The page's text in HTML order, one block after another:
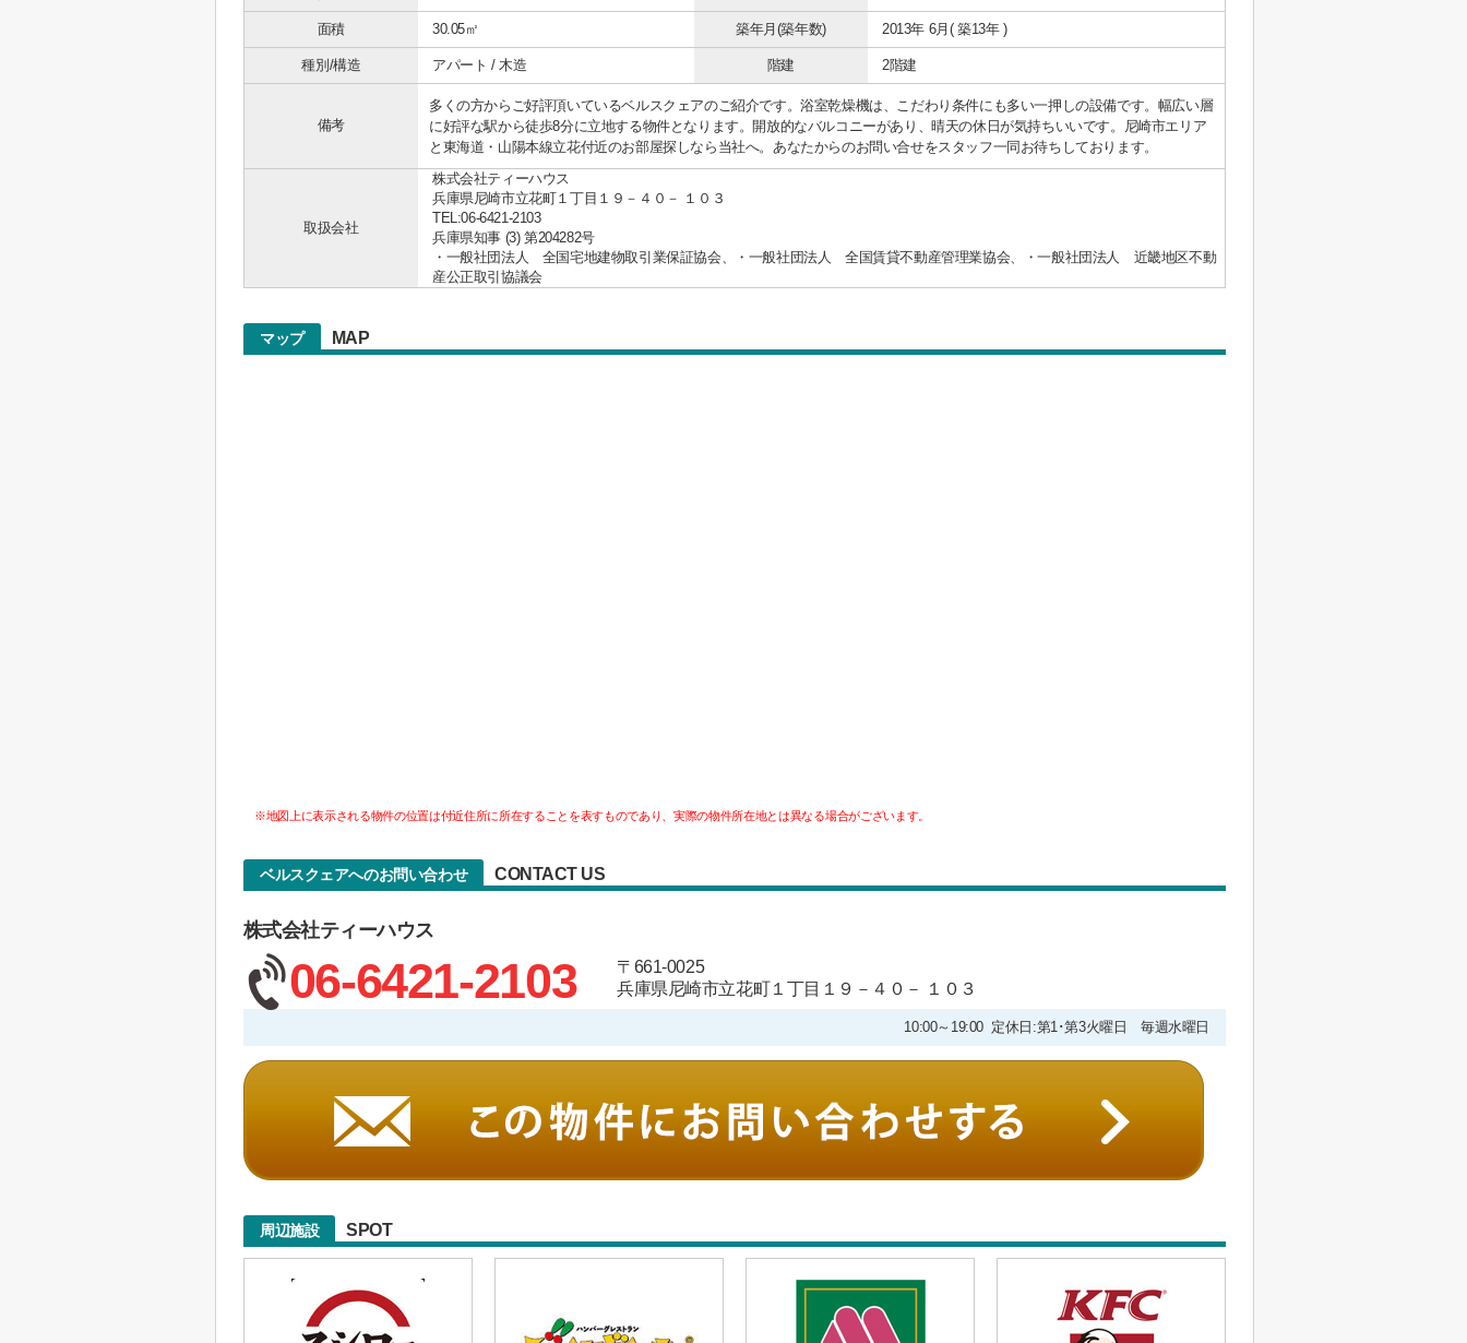
面積 30.05㎡ 築年月(築年数) 2013年 6月( 築13年 )
種別/構造 アパート / 木造 階建 2階建
備考
多くの方からご好評頂いているベルスクェアのご紹介です。浴室乾燥機は、こだわり条件にも多い一押しの設備です。幅広い層
に好評な駅から徒歩8分に立地する物件となります。開放的なバルコニーがあり、晴天の休日が気持ちいいです。尼崎市エリア
と東海道・山陽本線立花付近のお部屋探しなら当社へ。あなたからのお問い合せをスタッフ一同お待ちしております。
取扱会社
株式会社ティーハウス
兵庫県尼崎市立花町１丁目１９－４０－ １０３
TEL:06-6421-2103
兵庫県知事 (3) 第204282号
・一般社団法人 全国宅地建物取引業保証協会、・一般社団法人 全国賃貸不動産管理業協会、・一般社団法人 近畿地区不動
産公正取引協議会
マップ MAP
※地図上に表示される物件の位置は付近住所に所在することを表すものであり、実際の物件所在地とは異なる場合がございます。
ベルスクェアへのお問い合わせ CONTACT US
株式会社ティーハウス
06-6421-2103
〒661-0025
兵庫県尼崎市立花町１丁目１９－４０－ １０３
10:00～19:00 定休日:第1･第3火曜日 毎週水曜日
周辺施設 SPOT